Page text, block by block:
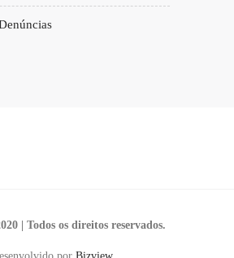
Denúncias
| Todos os direitos reservados.